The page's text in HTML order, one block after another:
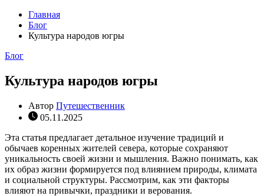
Главная
Блог
Культура народов югры
Рубрики
Блог
Культура народов югры
Автор Путешественник
05.11.2025
Эта статья предлагает детальное изучение традиций и
обычаев коренных жителей севера, которые сохраняют
уникальность своей жизни и мышления. Важно понимать, как
их образ жизни формируется под влиянием природы, климата
и социальной структуры. Рассмотрим, как эти факторы
влияют на привычки, праздники и верования.